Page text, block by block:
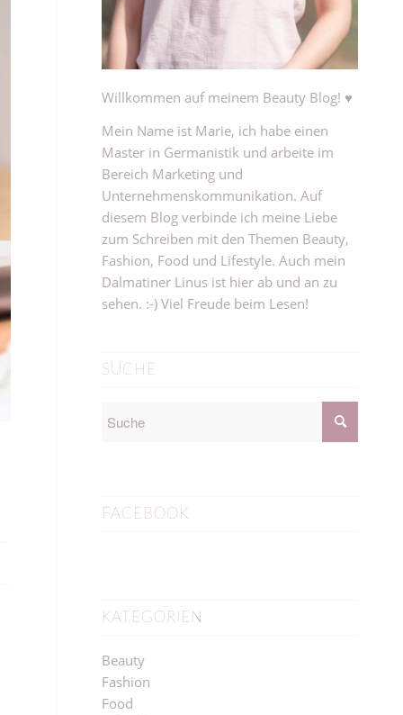
Willkommen auf meinem Beauty Blog! ♥
Mein Name ist Marie, ich habe einen
Master in Germanistik und arbeite im
Bereich Marketing und
Unternehmenskommunikation. Auf
diesem Blog verbinde ich meine Liebe
zum Schreiben mit den Themen Beauty,
Fashion, Food und Lifestyle. Auch mein
Dalmatiner Linus ist hier ab und an zu
sehen. :-) Viel Freude beim Lesen!
SUCHE
FACEBOOK
KATEGORIEN
Beauty
Fashion
Food